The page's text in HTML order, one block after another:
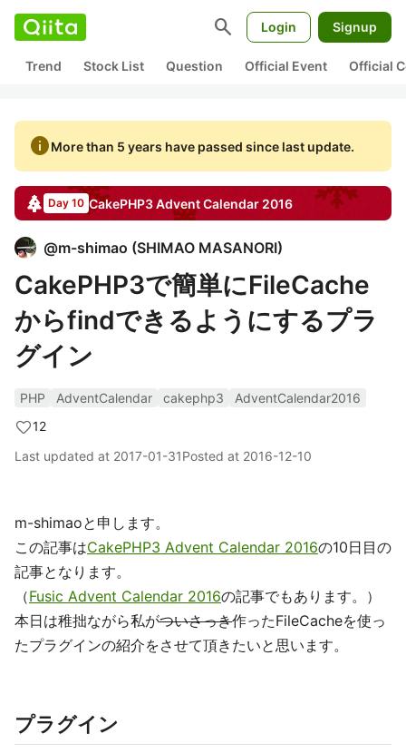
search Login Signup
Trend Stock List Question Official Event Official
infoMore than 5 years have passed since last update.
Day 10 CakePHP3Advent Calendar 2016
@m-shimao (SHIMAO MASANORI)
CakePHP3で簡単にFileCache
からfindできるようにするプラ
グイン
PHP AdventCalendar cakephp3
AdventCalendar2016
12
Last updated at 2017-01-31Posted at 2016-12-10
m-shimaoと申します。
この記事はCakePHP3 Advent Calendar 2016の10日目の
記事となります。
（Fusic Advent Calendar 2016の記事でもあります。）
本日は稚拙ながら私がついさっき作ったFileCacheを使っ
たプラグインの紹介をさせて頂きたいと思います。
プラグイン